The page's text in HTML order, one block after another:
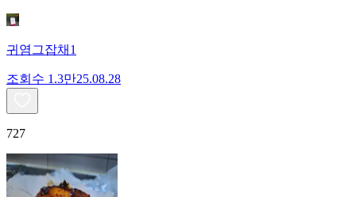
귀염그잡채1
조회수 1.3만25.08.28
727